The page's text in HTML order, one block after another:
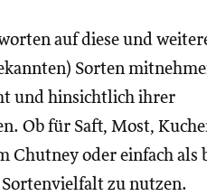
auf diese und
Sorten
und hinsichtlich ihrer
Ob für Saft, Most,
oder einfach als
zu nutzen.